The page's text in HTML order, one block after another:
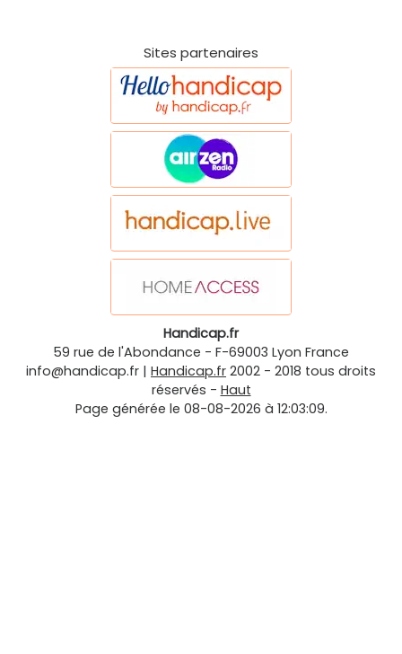
Sites partenaires
Handicap.fr
59 rue de l'Abondance - F-69003 Lyon France
info@handicap.fr | Handicap.fr 2002 - 2018 tous droits
réservés - Haut
Page générée le 08-08-2026 à 12:03:09.